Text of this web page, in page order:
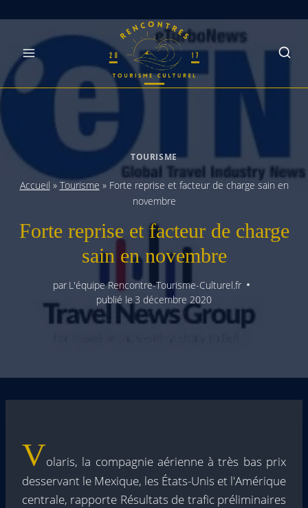
content
TOURISME
Accueil » Tourisme » Forte reprise et facteur de charge sain en
novembre
Forte reprise et facteur de charge
sain en novembre
par L'équipe Rencontre-Tourisme-Culturel.fr
publié le 3 décembre 2020
Volaris, la compagnie aérienne à très bas prix
desservant le Mexique, les États-Unis et l'Amérique
centrale, rapporte Résultats de trafic préliminaires